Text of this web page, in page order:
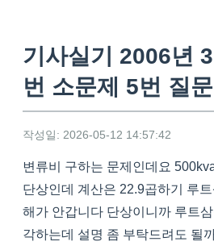
기사실기 2006년
번 소문제 5번 질
작성일: 2026-05-12 14:57:42
변류비 구하는 문제인데요
단상인데 계산은 22.9곱하기 루
해가 안갑니다 단상이니까 루트
각하는데 설명 좀 부탁드려도 될